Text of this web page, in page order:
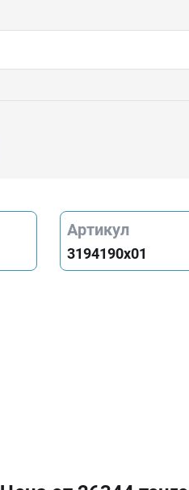
Артикул
3194190x01